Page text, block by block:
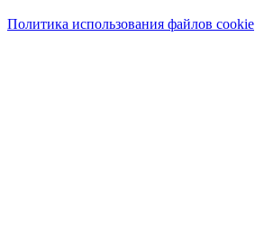
Политика использования файлов cookie